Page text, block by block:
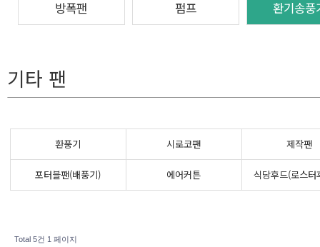
방폭팬 펌프 환기송풍
기타 팬
환풍기 시로코팬 제작팬
포터블팬(배풍기) 에어커튼 식당후드(로스터
Total 5건 1 페이지